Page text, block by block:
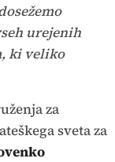
urejenih
ki veliko
za
sveta za